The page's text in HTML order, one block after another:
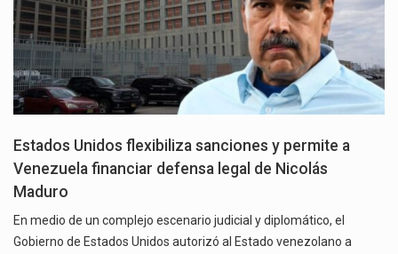
Estados Unidos flexibiliza sanciones y permite a
Venezuela financiar defensa legal de Nicolás
Maduro
En medio de un complejo escenario judicial y diplomático, el
Gobierno de Estados Unidos autorizó al Estado venezolano a